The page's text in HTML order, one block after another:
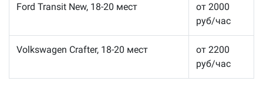
Ford Transit New, 18-20 мест
от 2000
руб/час
Volkswagen Crafter, 18-20 мест
от 2200
руб/час